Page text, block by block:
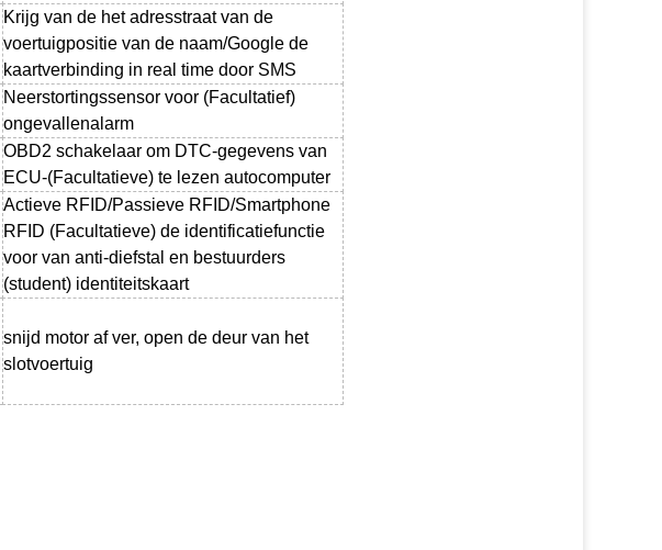
Krijg van de het adresstraat van de
voertuigpositie van de naam/Google de
kaartverbinding in real time door SMS
Neerstortingssensor voor (Facultatief)
ongevallenalarm
OBD2 schakelaar om DTC-gegevens van
ECU-(Facultatieve) te lezen autocomputer
Actieve RFID/Passieve RFID/Smartphone
RFID (Facultatieve) de identificatiefunctie
voor van anti-diefstal en bestuurders
(student) identiteitskaart
snijd motor af ver, open de deur van het
slotvoertuig